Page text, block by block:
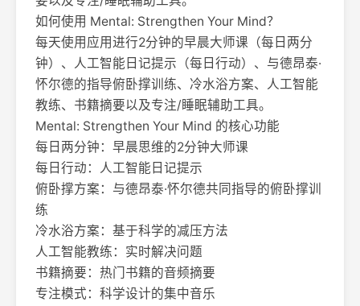
如何使用 Mental: Strengthen Your Mind？
每天使用应用进行2分钟的早晨大师课（每日两分
钟）、人工智能日记提示（每日行动）、与德昂泰·
怀尔德的指导俯卧撑训练、冷水浴方案、人工智能
教练、书籍摘要以及专注/睡眠辅助工具。
Mental: Strengthen Your Mind 的核心功能
每日两分钟：早晨思维的2分钟大师课
每日行动：人工智能日记提示
俯卧撑方案：与德昂泰·怀尔德共同指导的俯卧撑训
练
冷水浴方案：基于科学的减压方法
人工智能教练：实时解决问题
书籍摘要：热门书籍的音频摘要
专注模式：科学设计的集中音乐